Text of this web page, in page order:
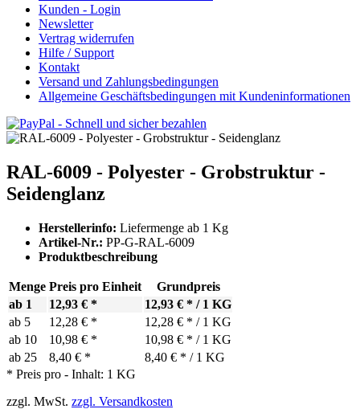
Kunden - Login
Newsletter
Vertrag widerrufen
Hilfe / Support
Kontakt
Versand und Zahlungsbedingungen
Allgemeine Geschäftsbedingungen mit Kundeninformationen
RAL-6009 - Polyester - Grobstruktur -
Seidenglanz
Herstellerinfo: Liefermenge ab 1 Kg
Artikel-Nr.: PP-G-RAL-6009
Produktbeschreibung
Menge Preis pro Einheit
Grundpreis
ab 1
12,93 € *
12,93 € * / 1 KG
ab 5 12,28 € *
12,28 € * / 1 KG
ab 10 10,98 € *
10,98 € * / 1 KG
ab 25 8,40 € *
8,40 € * / 1 KG
* Preis pro - Inhalt: 1 KG
zzgl. MwSt. zzgl. Versandkosten